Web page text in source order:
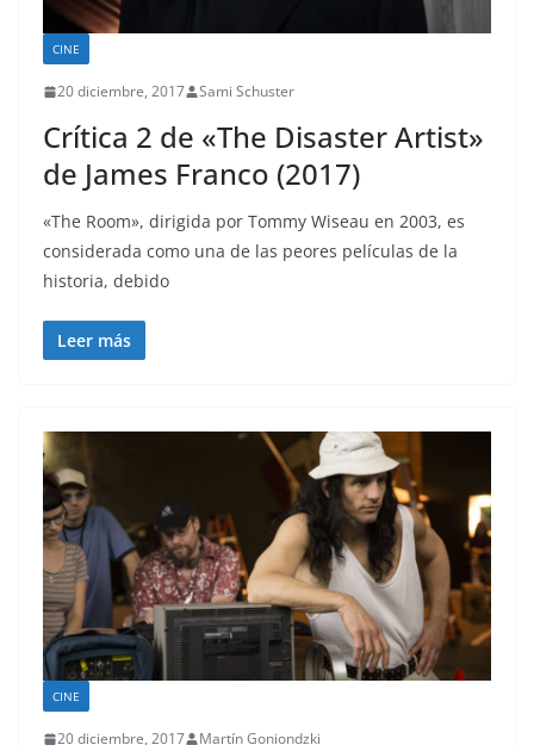
CINE
20 diciembre, 2017 Sami Schuster
Crítica 2 de «The Disaster Artist»
de James Franco (2017)
«The Room», dirigida por Tommy Wiseau en 2003, es
considerada como una de las peores películas de la
historia, debido
Leer más
CINE
20 diciembre, 2017 Martín Goniondzki